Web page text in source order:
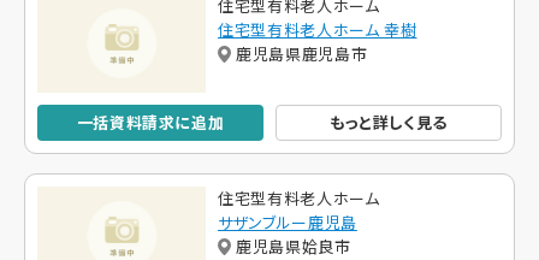
住宅型有料老人ホーム
住宅型有料老人ホーム 幸樹
鹿児島県鹿児島市
一括資料請求に追加 もっと詳しく見る
住宅型有料老人ホーム
サザンブルー鹿児島
鹿児島県姶良市